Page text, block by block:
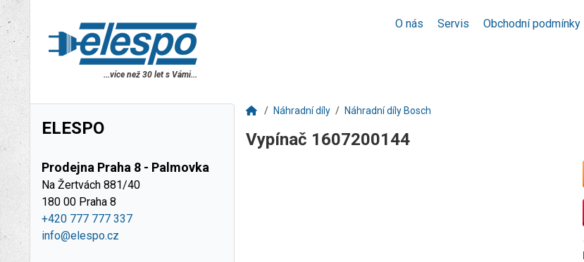
O nás Servis Obchodní podmínky
...více než 30 let s Vámi...
ELESPO
Prodejna Praha 8 - Palmovka
Na Žertvách 881/40
180 00 Praha 8
+420 777 777 337
info@elespo.cz
Náhradní díly Náhradní díly Bosch
Vypínač 1607200144